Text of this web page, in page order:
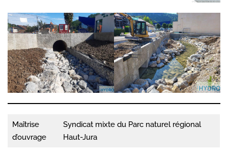
Maîtrise
d’ouvrage
Syndicat mixte du Parc naturel régional
Haut-Jura